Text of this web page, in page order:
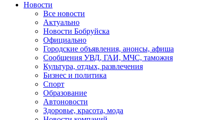
Новости
Все новости
Актуально
Новости Бобруйска
Официально
Городские объявления, анонсы, афиша
Сообщения УВД, ГАИ, МЧС, таможня
Культура, отдых, развлечения
Бизнес и политика
Спорт
Образование
Автоновости
Здоровье, красота, мода